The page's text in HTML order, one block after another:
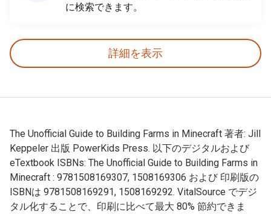
に検索できます。
詳細を表示
The Unofficial Guide to Building Farms in Minecraft 著者: Jill
Keppeler 出版 PowerKids Press. 以下のデジタルおよび
eTextbook ISBNs: The Unofficial Guide to Building Farms in
Minecraft : 9781508169307, 1508169306 および 印刷版の
ISBNは 9781508169291, 1508169292. VitalSource でデジ
タル化することで、印刷に比べて最大 80% 節約できま